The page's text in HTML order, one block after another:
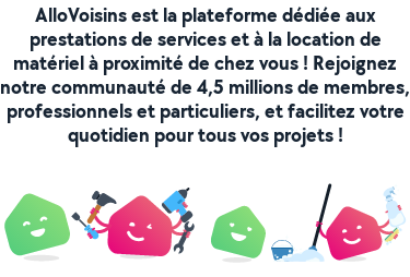
AlloVoisins est la plateforme dédiée aux
prestations de services et à la location de
matériel à proximité de chez vous ! Rejoignez
notre communauté de 4,5 millions de membres,
professionnels et particuliers, et facilitez votre
quotidien pour tous vos projets !